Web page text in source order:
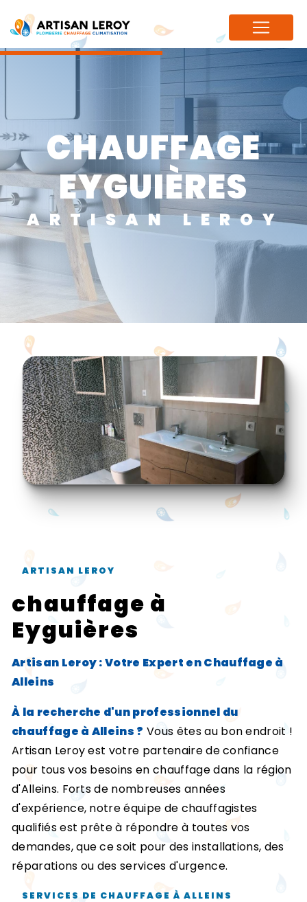
CHAUFFAGE
EYGUIÈRES
ARTISAN LEROY
ARTISAN LEROY
chauffage à
Eyguières
Artisan Leroy : Votre Expert en Chauffage à
Alleins
À la recherche d'un professionnel du
chauffage à Alleins ? Vous êtes au bon endroit !
Artisan Leroy est votre partenaire de confiance
pour tous vos besoins en chauffage dans la région
d'Alleins. Forts de nombreuses années
d'expérience, notre équipe de chauffagistes
qualifiés est prête à répondre à toutes vos
demandes, que ce soit pour des installations, des
réparations ou des services d'urgence.
SERVICES DE CHAUFFAGE À ALLEINS